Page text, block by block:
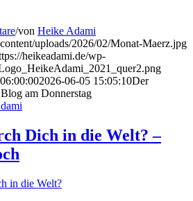
/von Heike Adami
uploads/2026/02/Monat-Maerz.jpg
heikeadami.de/wp-
2026-06-05 15:05:10Der
am Donnerstag
Dich in die Welt? –